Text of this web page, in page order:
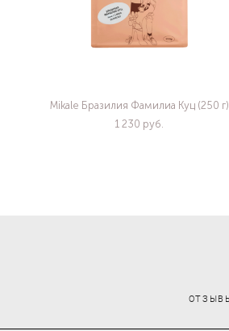
Mikale Бразилия Фамилиа Куц (250 г)
1 230 pуб.